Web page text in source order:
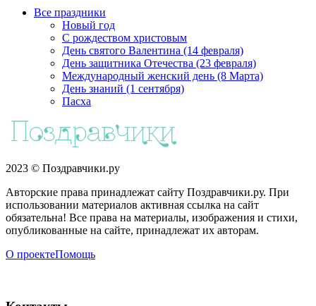
Все праздники
Новый год
С рождеством христовым
День святого Валентина (14 февраля)
День защитника Отечества (23 февраля)
Международный женский день (8 Марта)
День знаний (1 сентября)
Пасха
2023 © Поздравчики.ру
Авторские права принадлежат сайту Поздравчики.ру. При
использовании материалов активная ссылка на сайт
обязательна! Все права на материалы, изображения и стихи,
опубликованные на сайте, принадлежат их авторам.
О проектеПомощь